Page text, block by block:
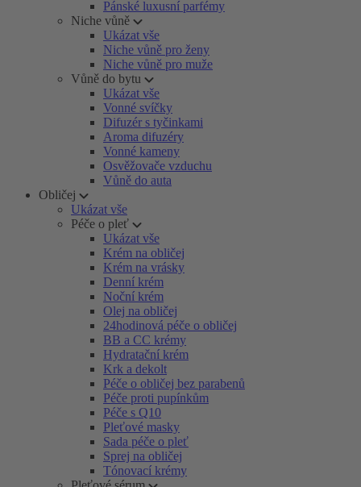
Pánské luxusní parfémy
Niche vůně
Ukázat vše
Niche vůně pro ženy
Niche vůně pro muže
Vůně do bytu
Ukázat vše
Vonné svíčky
Difuzér s tyčinkami
Aroma difuzéry
Vonné kameny
Osvěžovače vzduchu
Vůně do auta
Obličej
Ukázat vše
Péče o pleť
Ukázat vše
Krém na obličej
Krém na vrásky
Denní krém
Noční krém
Olej na obličej
24hodinová péče o obličej
BB a CC krémy
Hydratační krém
Krk a dekolt
Péče o obličej bez parabenů
Péče proti pupínkům
Péče s Q10
Pleťové masky
Sada péče o pleť
Sprej na obličej
Tónovací krémy